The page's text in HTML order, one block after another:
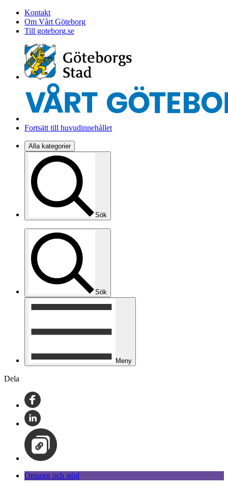
Kontakt
Om Vårt Göteborg
Till goteborg.se
Fortsätt till huvudinnehållet
Alla kategorier
Sök
Sök
Meny
Dela
Omsorg och stöd